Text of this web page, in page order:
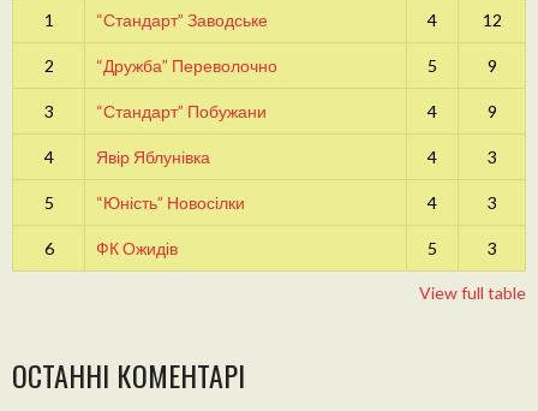
1 “Стандарт” Заводське 4 12
2 “Дружба” Переволочно 5 9
3 “Стандарт” Побужани 4 9
4 Явір Яблунівка 4 3
5 “Юність” Новосілки 4 3
6 ФК Ожидів 5 3
View full table
ОСТАННІ КОМЕНТАРІ